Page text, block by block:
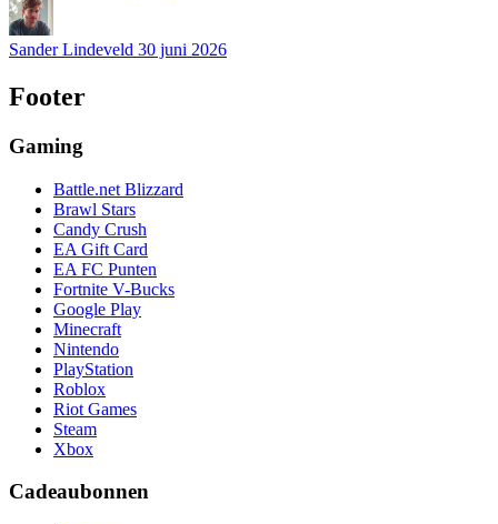
Sander Lindeveld 30 juni 2026
Footer
Gaming
Battle.net Blizzard
Brawl Stars
Candy Crush
EA Gift Card
EA FC Punten
Fortnite V-Bucks
Google Play
Minecraft
Nintendo
PlayStation
Roblox
Riot Games
Steam
Xbox
Cadeaubonnen